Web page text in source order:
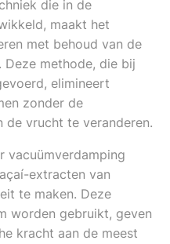
die in de
maakt het
met behoud van de
methode, die bij
elimineert
zonder de
de vrucht te veranderen.
vacuümverdamping
extracten van
te maken. Deze
worden gebruikt, geven
kracht aan de meest